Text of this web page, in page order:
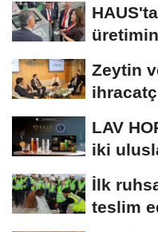
Zeytin
LAV
iki
İlk
teslim